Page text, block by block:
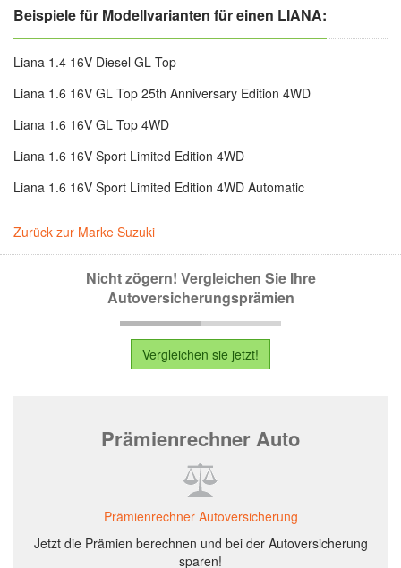
Beispiele für Modellvarianten für einen LIANA:
Liana 1.4 16V Diesel GL Top
Liana 1.6 16V GL Top 25th Anniversary Edition 4WD
Liana 1.6 16V GL Top 4WD
Liana 1.6 16V Sport Limited Edition 4WD
Liana 1.6 16V Sport Limited Edition 4WD Automatic
Zurück zur Marke Suzuki
Nicht zögern! Vergleichen Sie Ihre
Autoversicherungsprämien
Vergleichen sie jetzt!
Prämienrechner Auto
Prämienrechner Autoversicherung
Jetzt die Prämien berechnen und bei der Autoversicherung
sparen!